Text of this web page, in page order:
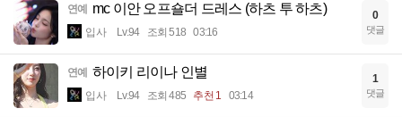
연예 mc 이안 오프숄더 드레스 (하츠 투 하츠)
입사 Lv.94 조회 518 03:16
0
댓글
연예 하이키 리이나 인별
입사 Lv.94 조회 485 추천 1 03:14
1
댓글